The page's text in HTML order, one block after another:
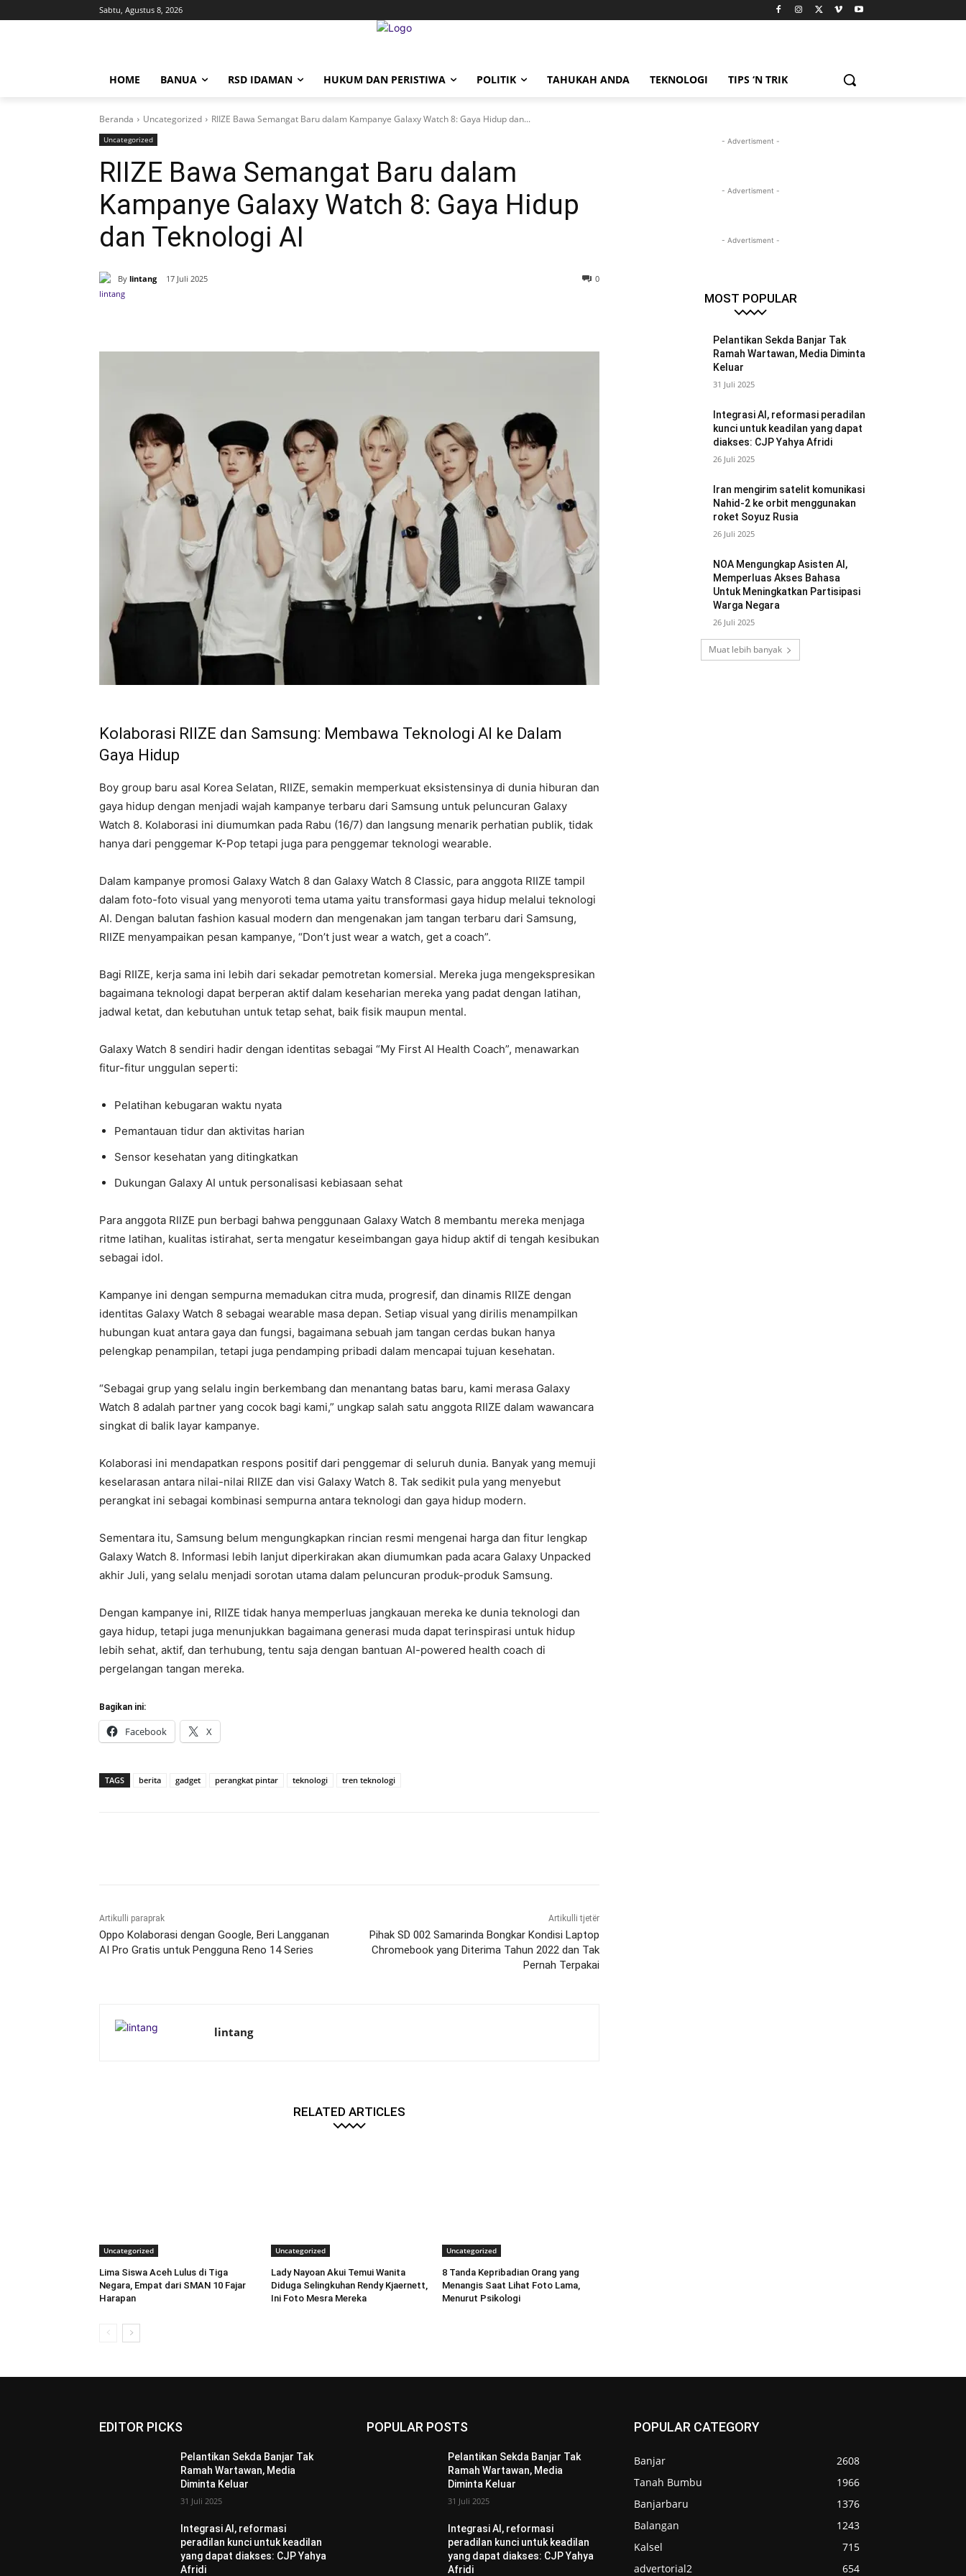
Sabtu, Agustus 8, 2026
HOME BANUA RSD IDAMAN HUKUM DAN PERISTIWA POLITIK TAHUKAH ANDA TEKNOLOGI TIPS ‘N TRIK
Beranda Uncategorized RIIZE Bawa Semangat Baru dalam Kampanye Galaxy Watch 8: Gaya Hidup dan...
Uncategorized
RIIZE Bawa Semangat Baru dalam
Kampanye Galaxy Watch 8: Gaya Hidup
dan Teknologi AI
By lintang 17 Juli 2025 0
Kolaborasi RIIZE dan Samsung: Membawa Teknologi AI ke Dalam
Gaya Hidup
Boy group baru asal Korea Selatan, RIIZE, semakin memperkuat eksistensinya di dunia hiburan dan
gaya hidup dengan menjadi wajah kampanye terbaru dari Samsung untuk peluncuran Galaxy
Watch 8. Kolaborasi ini diumumkan pada Rabu (16/7) dan langsung menarik perhatian publik, tidak
hanya dari penggemar K-Pop tetapi juga para penggemar teknologi wearable.
Dalam kampanye promosi Galaxy Watch 8 dan Galaxy Watch 8 Classic, para anggota RIIZE tampil
dalam foto-foto visual yang menyoroti tema utama yaitu transformasi gaya hidup melalui teknologi
AI. Dengan balutan fashion kasual modern dan mengenakan jam tangan terbaru dari Samsung,
RIIZE menyampaikan pesan kampanye, “Don’t just wear a watch, get a coach”.
Bagi RIIZE, kerja sama ini lebih dari sekadar pemotretan komersial. Mereka juga mengekspresikan
bagaimana teknologi dapat berperan aktif dalam keseharian mereka yang padat dengan latihan,
jadwal ketat, dan kebutuhan untuk tetap sehat, baik fisik maupun mental.
Galaxy Watch 8 sendiri hadir dengan identitas sebagai “My First AI Health Coach”, menawarkan
fitur-fitur unggulan seperti:
Pelatihan kebugaran waktu nyata
Pemantauan tidur dan aktivitas harian
Sensor kesehatan yang ditingkatkan
Dukungan Galaxy AI untuk personalisasi kebiasaan sehat
Para anggota RIIZE pun berbagi bahwa penggunaan Galaxy Watch 8 membantu mereka menjaga
ritme latihan, kualitas istirahat, serta mengatur keseimbangan gaya hidup aktif di tengah kesibukan
sebagai idol.
Kampanye ini dengan sempurna memadukan citra muda, progresif, dan dinamis RIIZE dengan
identitas Galaxy Watch 8 sebagai wearable masa depan. Setiap visual yang dirilis menampilkan
hubungan kuat antara gaya dan fungsi, bagaimana sebuah jam tangan cerdas bukan hanya
pelengkap penampilan, tetapi juga pendamping pribadi dalam mencapai tujuan kesehatan.
“Sebagai grup yang selalu ingin berkembang dan menantang batas baru, kami merasa Galaxy
Watch 8 adalah partner yang cocok bagi kami,” ungkap salah satu anggota RIIZE dalam wawancara
singkat di balik layar kampanye.
Kolaborasi ini mendapatkan respons positif dari penggemar di seluruh dunia. Banyak yang memuji
keselarasan antara nilai-nilai RIIZE dan visi Galaxy Watch 8. Tak sedikit pula yang menyebut
perangkat ini sebagai kombinasi sempurna antara teknologi dan gaya hidup modern.
Sementara itu, Samsung belum mengungkapkan rincian resmi mengenai harga dan fitur lengkap
Galaxy Watch 8. Informasi lebih lanjut diperkirakan akan diumumkan pada acara Galaxy Unpacked
akhir Juli, yang selalu menjadi sorotan utama dalam peluncuran produk-produk Samsung.
Dengan kampanye ini, RIIZE tidak hanya memperluas jangkauan mereka ke dunia teknologi dan
gaya hidup, tetapi juga menunjukkan bagaimana generasi muda dapat terinspirasi untuk hidup
lebih sehat, aktif, dan terhubung, tentu saja dengan bantuan AI-powered health coach di
pergelangan tangan mereka.
Bagikan ini:
Facebook X
TAGS berita gadget perangkat pintar teknologi tren teknologi
Artikulli paraprak
Oppo Kolaborasi dengan Google, Beri Langganan
AI Pro Gratis untuk Pengguna Reno 14 Series
Artikulli tjetër
Pihak SD 002 Samarinda Bongkar Kondisi Laptop
Chromebook yang Diterima Tahun 2022 dan Tak
Pernah Terpakai
lintang
RELATED ARTICLES
Uncategorized
Lima Siswa Aceh Lulus di Tiga
Negara, Empat dari SMAN 10 Fajar
Harapan
Uncategorized
Lady Nayoan Akui Temui Wanita
Diduga Selingkuhan Rendy Kjaernett,
Ini Foto Mesra Mereka
Uncategorized
8 Tanda Kepribadian Orang yang
Menangis Saat Lihat Foto Lama,
Menurut Psikologi
- Advertisment -
- Advertisment -
- Advertisment -
MOST POPULAR
Pelantikan Sekda Banjar Tak
Ramah Wartawan, Media Diminta
Keluar
31 Juli 2025
Integrasi AI, reformasi peradilan
kunci untuk keadilan yang dapat
diakses: CJP Yahya Afridi
26 Juli 2025
Iran mengirim satelit komunikasi
Nahid-2 ke orbit menggunakan
roket Soyuz Rusia
26 Juli 2025
NOA Mengungkap Asisten AI,
Memperluas Akses Bahasa
Untuk Meningkatkan Partisipasi
Warga Negara
26 Juli 2025
Muat lebih banyak
EDITOR PICKS
Pelantikan Sekda Banjar Tak
Ramah Wartawan, Media
Diminta Keluar
31 Juli 2025
Integrasi AI, reformasi
peradilan kunci untuk keadilan
yang dapat diakses: CJP Yahya
Afridi
POPULAR POSTS
Pelantikan Sekda Banjar Tak
Ramah Wartawan, Media
Diminta Keluar
31 Juli 2025
Integrasi AI, reformasi
peradilan kunci untuk keadilan
yang dapat diakses: CJP Yahya
Afridi
POPULAR CATEGORY
Banjar
2608
Tanah Bumbu
1966
Banjarbaru
1376
Balangan
1243
Kalsel
715
advertorial2
654